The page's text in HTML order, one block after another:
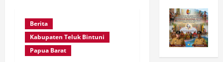
Berita
Kabupaten Teluk Bintuni
Papua Barat